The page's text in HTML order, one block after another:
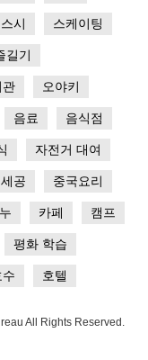
스시 스케이팅
길기
관 오야키
음료 음식점
자전거 대여
공 중국요리
카페 캠프
평화 학습
수 호텔
All Rights Reserved.